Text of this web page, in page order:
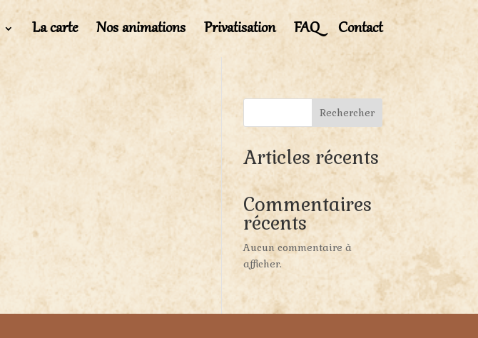
La carte Nos animations Privatisation FAQ Contact
Outlook Live
Rechercher
Articles récents
Commentaires
récents
Aucun commentaire à
afficher.